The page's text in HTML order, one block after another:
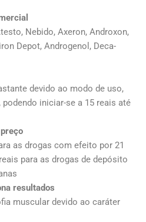
Nebido, Axeron, Androxon,
Depot, Androgenol, Deca-
devido ao modo de uso,
iniciar-se a 15 reais até
as drogas com efeito por 21
para as drogas de depósito
resultados
muscular devido ao caráter